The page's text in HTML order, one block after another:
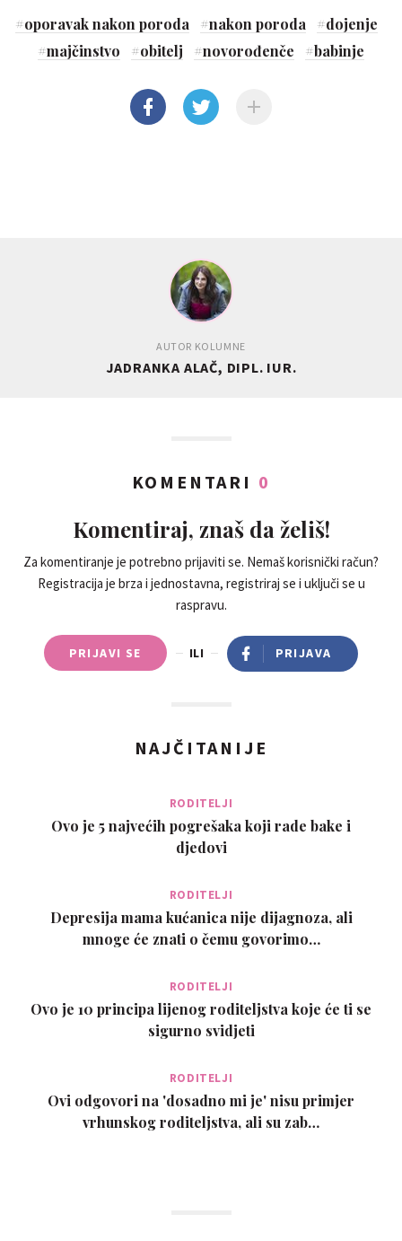
#oporavak nakon poroda #nakon poroda #dojenje
#majčinstvo #obitelj #novorođenče #babinje
AUTOR KOLUMNE
JADRANKA ALAČ, DIPL. IUR.
KOMENTARI 0
Komentiraj, znaš da želiš!
Za komentiranje je potrebno prijaviti se. Nemaš korisnički račun?
Registracija je brza i jednostavna, registriraj se i uključi se u
raspravu.
PRIJAVI SE ILI PRIJAVA
NAJČITANIJE
RODITELJI
Ovo je 5 najvećih pogrešaka koji rade bake i
djedovi
RODITELJI
Depresija mama kućanica nije dijagnoza, ali
mnoge će znati o čemu govorimo…
RODITELJI
Ovo je 10 principa lijenog roditeljstva koje će ti se
sigurno svidjeti
RODITELJI
Ovi odgovori na 'dosadno mi je' nisu primjer
vrhunskog roditeljstva, ali su zab…